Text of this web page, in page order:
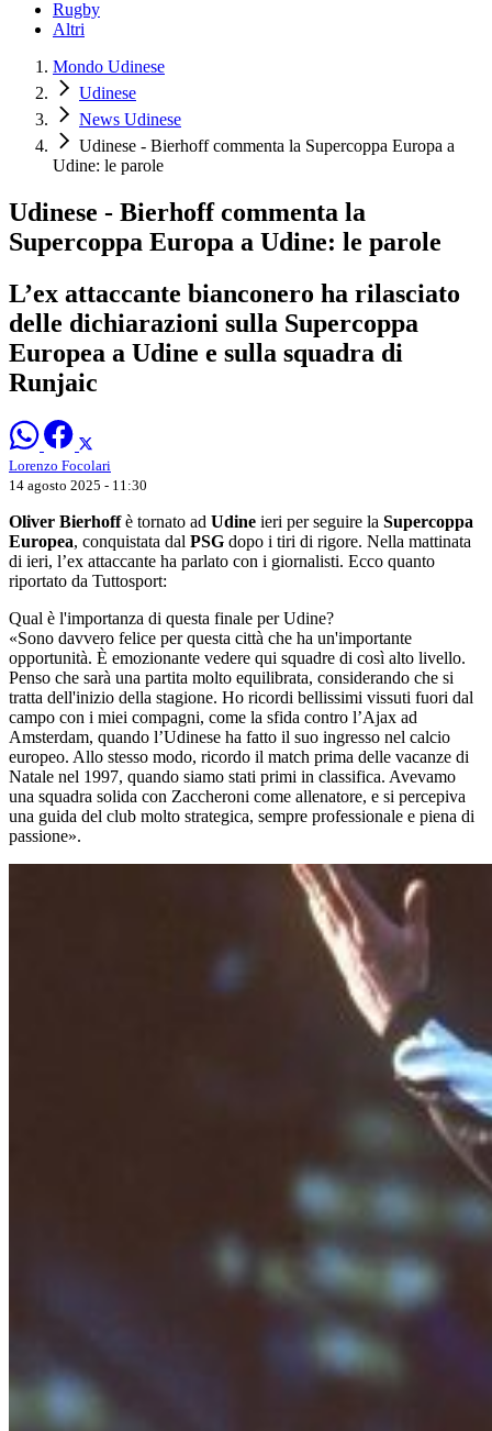
Rugby
Altri
Mondo Udinese
Udinese
News Udinese
Udinese - Bierhoff commenta la Supercoppa Europa a
Udine: le parole
Udinese - Bierhoff commenta la
Supercoppa Europa a Udine: le parole
L’ex attaccante bianconero ha rilasciato
delle dichiarazioni sulla Supercoppa
Europea a Udine e sulla squadra di
Runjaic
Lorenzo Focolari
14 agosto 2025 - 11:30
Oliver Bierhoffè tornato ad Udine ieri per seguire la Supercoppa
Europea, conquistata dal PSG dopo i tiri di rigore. Nella mattinata
di ieri, l’ex attaccante ha parlato con i giornalisti. Ecco quanto
riportato da Tuttosport:
Qual è l'importanza di questa finale per Udine?
«Sono davvero felice per questa città che ha un'importante
opportunità. È emozionante vedere qui squadre di così alto livello.
Penso che sarà una partita molto equilibrata, considerando che si
tratta dell'inizio della stagione. Ho ricordi bellissimi vissuti fuori dal
campo con i miei compagni, come la sfida contro l’Ajax ad
Amsterdam, quando l’Udinese ha fatto il suo ingresso nel calcio
europeo. Allo stesso modo, ricordo il match prima delle vacanze di
Natale nel 1997, quando siamo stati primi in classifica. Avevamo
una squadra solida con Zaccheroni come allenatore, e si percepiva
una guida del club molto strategica, sempre professionale e piena di
passione».